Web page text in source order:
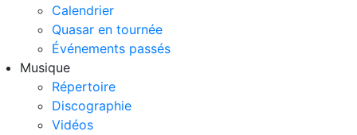
Calendrier
Quasar en tournée
Événements passés
Musique
Répertoire
Discographie
Vidéos